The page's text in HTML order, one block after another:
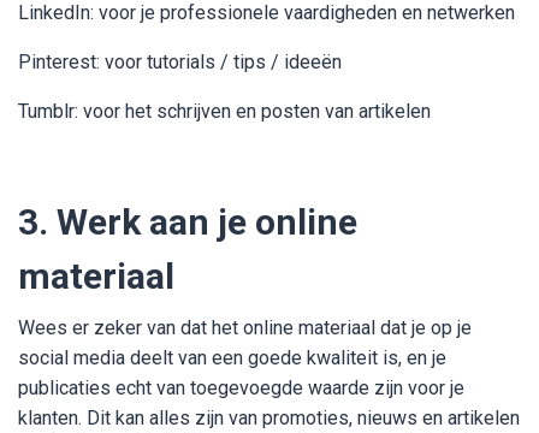
LinkedIn: voor je professionele vaardigheden en netwerken
Pinterest: voor tutorials / tips / ideeën
Tumblr: voor het schrijven en posten van artikelen
3. Werk aan je online
materiaal
Wees er zeker van dat het online materiaal dat je op je
social media deelt van een goede kwaliteit is, en je
publicaties echt van toegevoegde waarde zijn voor je
klanten. Dit kan alles zijn van promoties, nieuws en artikelen